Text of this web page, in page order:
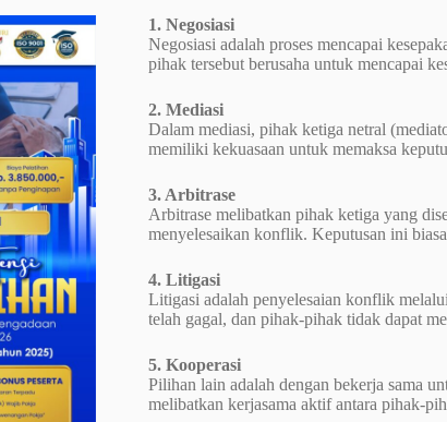
1. Negosiasi
Negosiasi adalah proses mencapai
pihak tersebut berusaha untuk mencapai
2. Mediasi
Dalam mediasi, pihak ketiga netral
memiliki kekuasaan untuk memaksa
3. Arbitrase
Arbitrase melibatkan pihak ketiga yang
menyelesaikan konflik. Keputusan ini
4. Litigasi
Litigasi adalah penyelesaian konflik
telah gagal, dan pihak-pihak tidak dapat
5. Kooperasi
Pilihan lain adalah dengan bekerja sama
melibatkan kerjasama aktif antara pihak-